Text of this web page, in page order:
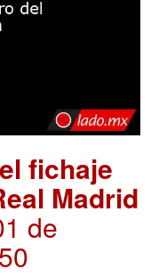
fichaje
Madrid
de